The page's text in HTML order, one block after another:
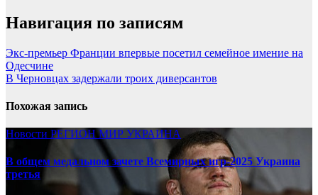
Навигация по записям
Экс-премьер Франции впервые посетил семейное имение на
Одесчине
В Черновцах задержали троих диверсантов
Похожая запись
Новости РЕГИОНМИР УКРАИНА
В общем медальном зачете Всемирных игр-2025 Украина
третья